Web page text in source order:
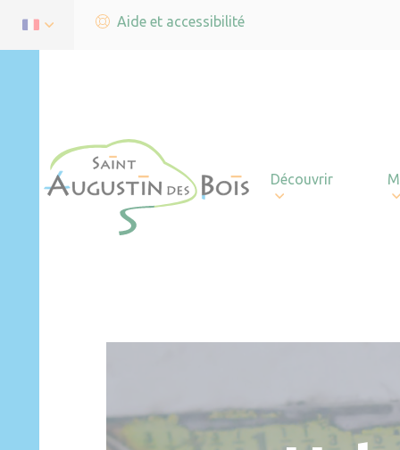
Aide et accessibilité
Découvrir